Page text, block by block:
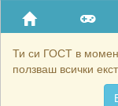
Ти си ГОСТ в
ползваш всички
Приятели
Хронология на